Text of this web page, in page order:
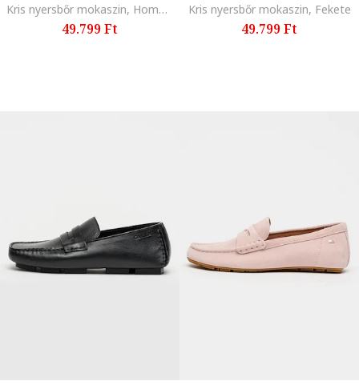
Kris nyersbőr mokaszin, Homokbarna
49.799 Ft
Kris nyersbőr mokaszin, Fekete
49.799 Ft